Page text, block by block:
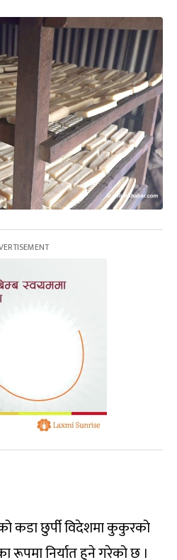
कडा छुर्पी विदेशमा कुकुरको
रूपमा निर्यात हुने गरेको छ ।